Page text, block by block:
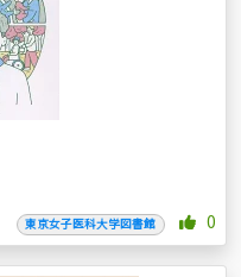
東京女子医科大学図書館 0